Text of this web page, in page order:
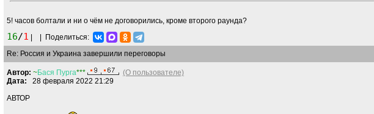
5! часов болтали и ни о чём не договорились, кроме второго раунда?
16/1
Поделиться:
Re: Россия и Украина завершили переговоры
Автор: ~Бася Пурга***
(О пользователе)
Дата: 28 февраля 2022 21:29
АВТОР